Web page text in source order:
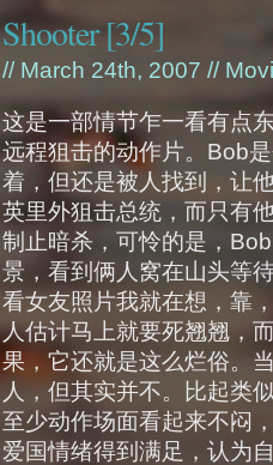
Shooter [3/5]
// March 24th, 2007 //
这是一部情节乍一看有点
远程狙击的动作片。Bob
着，但还是被人找到，让
英里外狙击总统，而只有
制止暗杀，可怜的是，
景，看到俩人窝在山头等
看女友照片我就在想，靠
人估计马上就要死翘翘，
果，它还就是这么烂俗。
人，但其实并不。比起类
至少动作场面看起来不闷
爱国情绪得到满足，认为